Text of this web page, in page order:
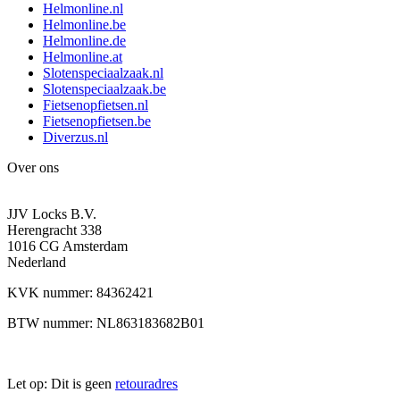
Helmonline.nl
Helmonline.be
Helmonline.de
Helmonline.at
Slotenspeciaalzaak.nl
Slotenspeciaalzaak.be
Fietsenopfietsen.nl
Fietsenopfietsen.be
Diverzus.nl
Over ons
JJV Locks B.V.
Herengracht 338
1016 CG Amsterdam
Nederland
KVK nummer: 84362421
BTW nummer: NL863183682B01
Let op: Dit is geen retouradres